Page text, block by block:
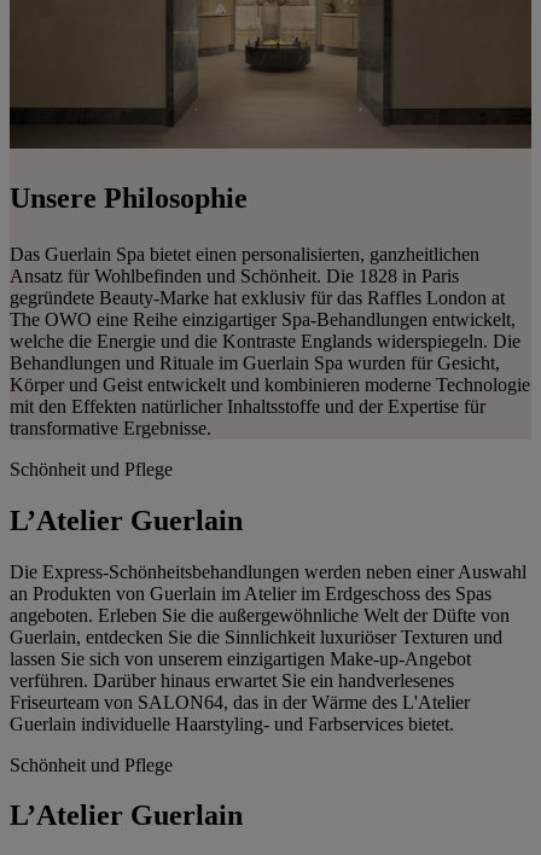
Unsere Philosophie
Das Guerlain Spa bietet einen personalisierten, ganzheitlichen
Ansatz für Wohlbefinden und Schönheit. Die 1828 in Paris
gegründete Beauty-Marke hat exklusiv für das Raffles London at
The OWO eine Reihe einzigartiger Spa-Behandlungen entwickelt,
welche die Energie und die Kontraste Englands widerspiegeln. Die
Behandlungen und Rituale im Guerlain Spa wurden für Gesicht,
Körper und Geist entwickelt und kombinieren moderne Technologie
mit den Effekten natürlicher Inhaltsstoffe und der Expertise für
transformative Ergebnisse.
Schönheit und Pflege
L’Atelier Guerlain
Die Express-Schönheitsbehandlungen werden neben einer Auswahl
an Produkten von Guerlain im Atelier im Erdgeschoss des Spas
angeboten. Erleben Sie die außergewöhnliche Welt der Düfte von
Guerlain, entdecken Sie die Sinnlichkeit luxuriöser Texturen und
lassen Sie sich von unserem einzigartigen Make-up-Angebot
verführen. Darüber hinaus erwartet Sie ein handverlesenes
Friseurteam von SALON64, das in der Wärme des L'Atelier
Guerlain individuelle Haarstyling- und Farbservices bietet.
Schönheit und Pflege
L’Atelier Guerlain